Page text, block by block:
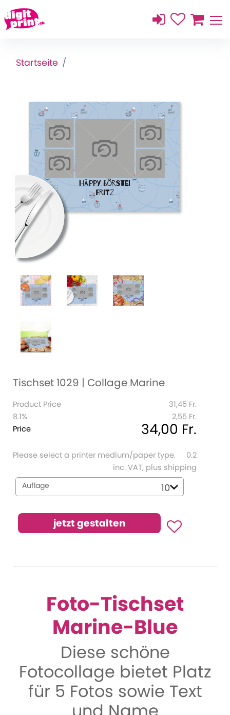
Startseite
Tischset 1029 | Collage Marine
Product Price
31,45 Fr.
8.1%
2,55 Fr.
Price
34,00 Fr.
Please select a printer medium/paper type.
0.2
inc. VAT, plus shipping
Auflage
Foto-Tischset
Marine-Blue
Diese schöne
Fotocollage bietet Platz
für 5 Fotos sowie Text